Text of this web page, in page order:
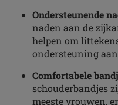
Ondersteunende
naden aan de
helpen om
ondersteuning aan
Comfortabele
schouderbandjes
meeste vrouwen,